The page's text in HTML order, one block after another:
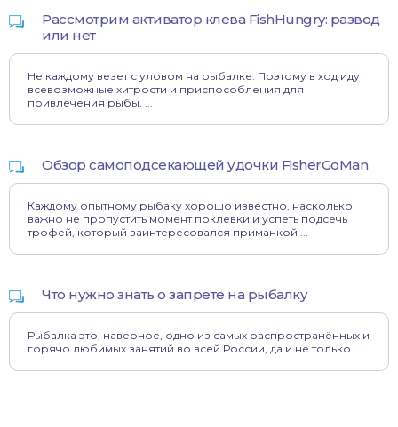
Рассмотрим активатор клева FishHungry: развод
или нет
Не каждому везет с уловом на рыбалке. Поэтому в ход идут
всевозможные хитрости и приспособления для
привлечения рыбы. ...
Обзор самоподсекающей удочки FisherGoMan
Каждому опытному рыбаку хорошо известно, насколько
важно не пропустить момент поклевки и успеть подсечь
трофей, который заинтересовался приманкой ...
Что нужно знать о запрете на рыбалку
Рыбалка это, наверное, одно из самых распространённых и
горячо любимых занятий во всей России, да и не только. ...